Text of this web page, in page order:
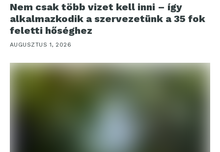
Nem csak több vizet kell inni – így
alkalmazkodik a szervezetünk a 35 fok
feletti hőséghez
AUGUSZTUS 1, 2026